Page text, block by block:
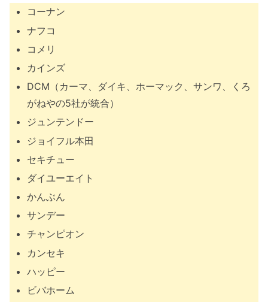
コーナン
ナフコ
コメリ
カインズ
DCM（カーマ、ダイキ、ホーマック、サンワ、くろ
がねやの5社が統合）
ジュンテンドー
ジョイフル本田
セキチュー
ダイユーエイト
かんぶん
サンデー
チャンピオン
カンセキ
ハッピー
ビバホーム